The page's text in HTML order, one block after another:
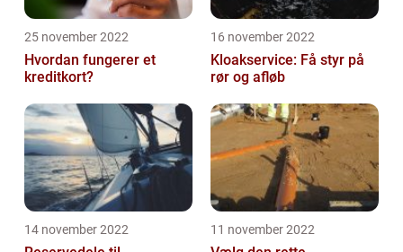
25 november 2022
Hvordan fungerer et
kreditkort?
16 november 2022
Kloakservice: Få styr på
rør og afløb
14 november 2022 11 november 2022